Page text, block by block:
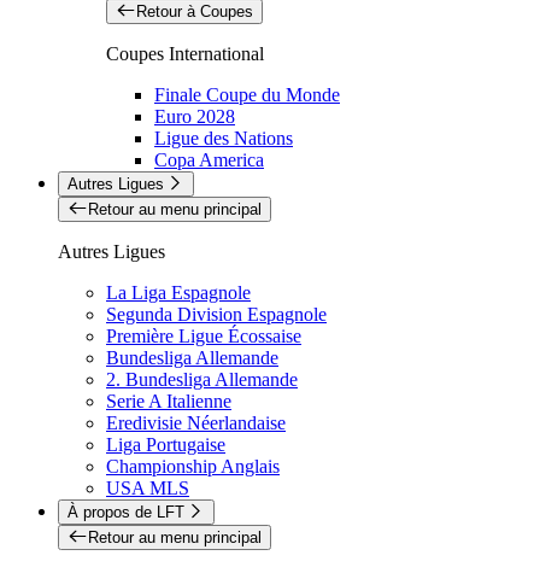
Retour à Coupes
Coupes International
Finale Coupe du Monde
Euro 2028
Ligue des Nations
Copa America
Autres Ligues
Retour au menu principal
Autres Ligues
La Liga Espagnole
Segunda Division Espagnole
Première Ligue Écossaise
Bundesliga Allemande
2. Bundesliga Allemande
Serie A Italienne
Eredivisie Néerlandaise
Liga Portugaise
Championship Anglais
USA MLS
À propos de LFT
Retour au menu principal